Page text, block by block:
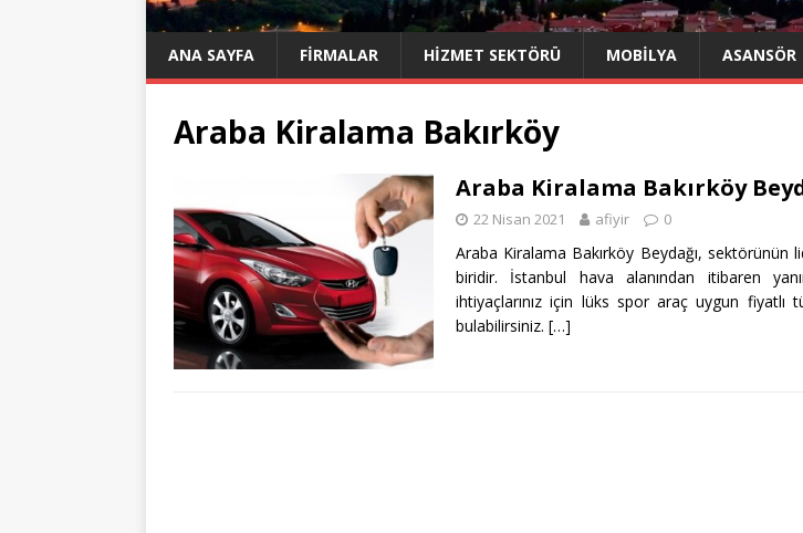
ANA SAYFA FIRMALAR HIZMET SEKTÖRÜ MOBILYA ASANSÖR
Araba Kiralama Bakırköy
Araba Kiralama Bakırköy
22 Nisan 2021 afiyir 0
Araba Kiralama Bakırköy Beydağı, sektörünün
biridir. İstanbul hava alanından itibaren
ihtiyaçlarınız için lüks spor araç uygun fiyatlı
bulabilirsiniz. […]